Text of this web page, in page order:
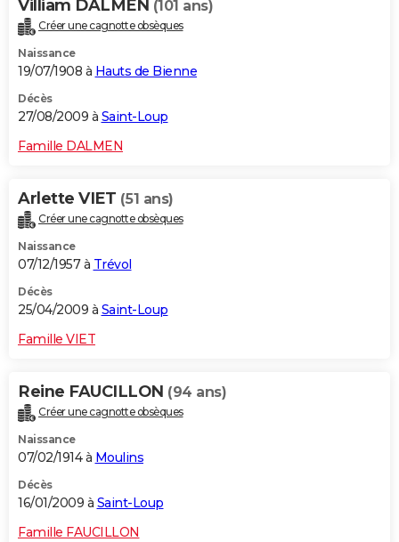
Villiam DALMEN (101 ans)
Créer une cagnotte obsèques
Naissance
19/07/1908 à Hauts de Bienne
Décès
27/08/2009 à Saint-Loup
Famille DALMEN
Arlette VIET (51 ans)
Créer une cagnotte obsèques
Naissance
07/12/1957 à Trévol
Décès
25/04/2009 à Saint-Loup
Famille VIET
Reine FAUCILLON (94 ans)
Créer une cagnotte obsèques
Naissance
07/02/1914 à Moulins
Décès
16/01/2009 à Saint-Loup
Famille FAUCILLON